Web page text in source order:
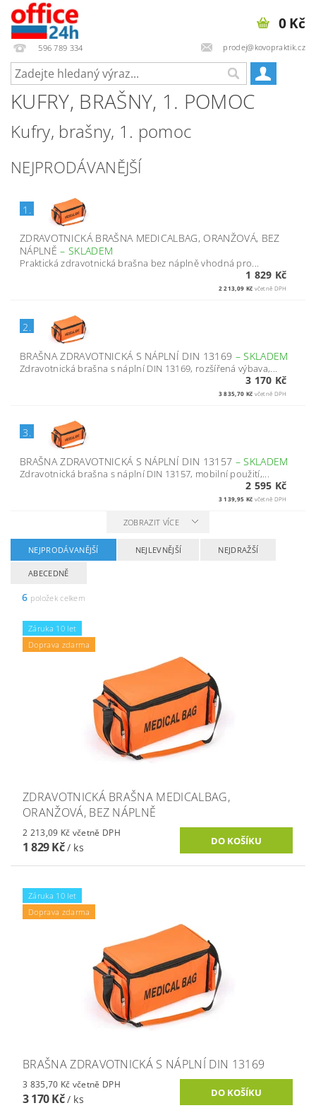
596 789 334 prodej@kovopraktik.cz
0 Kč
KUFRY, BRAŠNY, 1. POMOC
Kufry, brašny, 1. pomoc
NEJPRODÁVANĚJŠÍ
1.
ZDRAVOTNICKÁ BRAŠNA MEDICALBAG, ORANŽOVÁ, BEZ
NÁPLNĚ–SKLADEM
Praktická zdravotnická brašna bez náplně vhodná pro...
1 829 Kč
2 213,09 Kč včetně DPH
2.
BRAŠNA ZDRAVOTNICKÁ S NÁPLNÍ DIN 13169 –SKLADEM
Zdravotnická brašna s náplní DIN 13169, rozšířená výbava,...
3 170 Kč
3 835,70 Kč včetně DPH
3.
BRAŠNA ZDRAVOTNICKÁ S NÁPLNÍ DIN 13157 –SKLADEM
Zdravotnická brašna s náplní DIN 13157, mobilní použití,...
2 595 Kč
3 139,95 Kč včetně DPH
ZOBRAZIT VÍCE
NEJPRODÁVANĚJŠÍ NEJLEVNĚJŠÍ NEJDRAŽŠÍ
ABECEDNĚ
6 položek celkem
Záruka 10 let
Doprava zdarma
ZDRAVOTNICKÁ BRAŠNA MEDICALBAG,
ORANŽOVÁ, BEZ NÁPLNĚ
2 213,09 Kč včetně DPH
1 829 Kč/ ks
Záruka 10 let
Doprava zdarma
BRAŠNA ZDRAVOTNICKÁ S NÁPLNÍ DIN 13169
3 835,70 Kč včetně DPH
3 170 Kč/ ks